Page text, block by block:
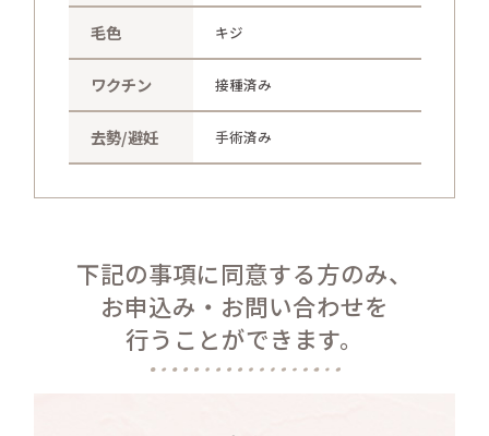
毛色 キジ
ワクチン 接種済み
去勢/避妊 手術済み
下記の事項に同意する方のみ、
お申込み・お問い合わせを
行うことができます。